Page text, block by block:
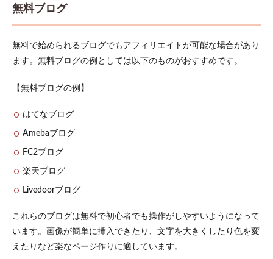
5
初心
も稼
げる
りの
のポ
ト
5.1
ツー
活用
ンル
の市
場規
無料ブログ
無料で始められるブログでもアフィリエイトが可能な場合があり
ます。無料ブログの例としては以下のものがおすすめです。
【無料ブログの例】
はてなブログ
Amebaブログ
FC2ブログ
楽天ブログ
Livedoorブログ
これらのブログは無料で初心者でも操作がしやすいようになって
います。画像が簡単に挿入できたり、文字を大きくしたり色を変
えたりなど楽なページ作りに適しています。